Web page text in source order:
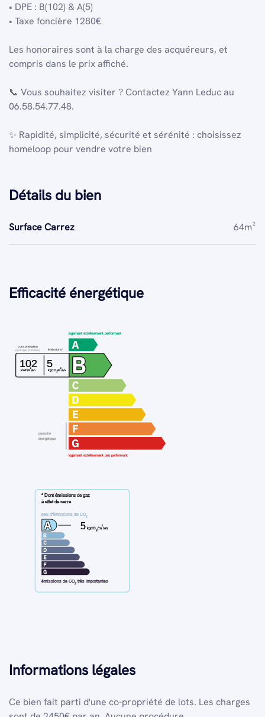
• DPE : B(102) & A(5)
• Taxe foncière 1280€
Les honoraires sont à la charge des acquéreurs, et
compris dans le prix affiché.
📞 Vous souhaitez visiter ? Contactez Yann Leduc au
06.58.54.77.48.
✨ Rapidité, simplicité, sécurité et sérénité : choisissez
homeloop pour vendre votre bien
Détails du bien
Surface Carrez 64m²
Efficacité énergétique
passoire
énergétique
logement extrêmement performant
logement extrêmement peu performant
consommation
(énergie primaire)
102
kWh/m²/an
émissions*
5
kgCO2/m
²
/an
* Dont émissions de gaz
à effet de serre
peu d'émissions de CO2
émissions de CO2très importantes
5 kgCO2/m²/an
Informations légales
Ce bien fait parti d'une co-propriété de lots. Les charges